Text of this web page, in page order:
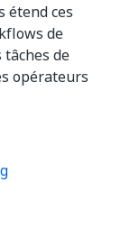
étend ces
de
de
opérateurs